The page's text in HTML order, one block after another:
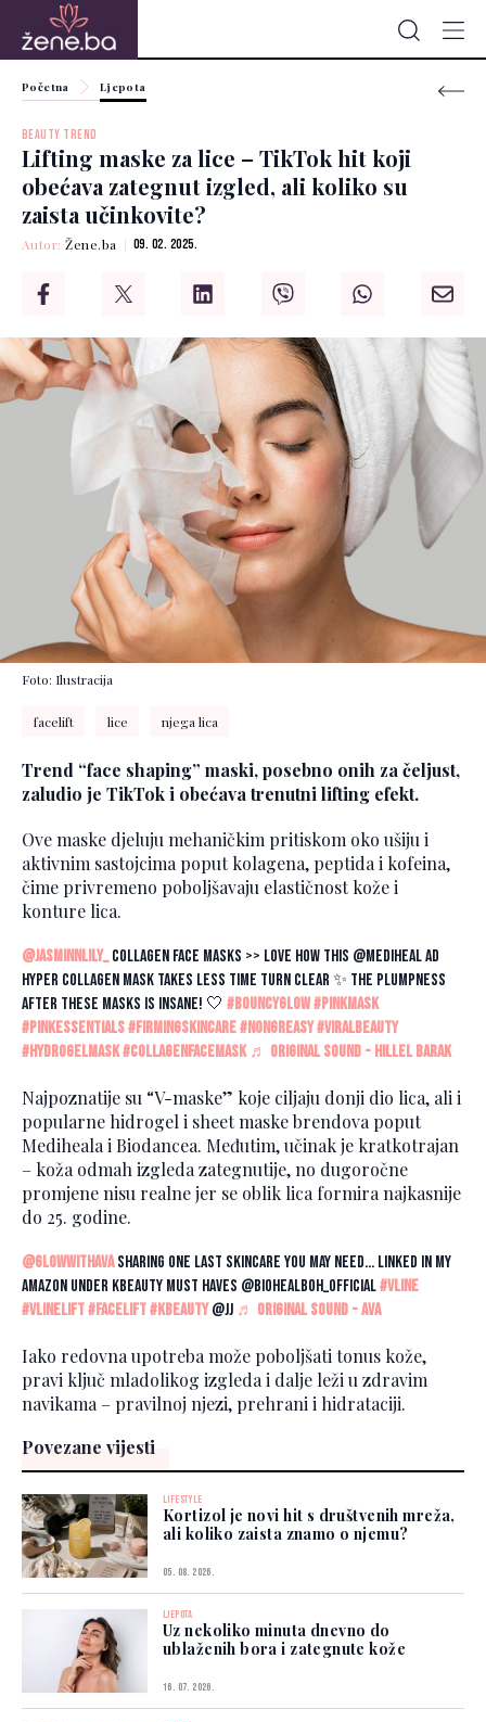
Početna Ljepota
BEAUTY TREND
Lifting maske za lice – TikTok hit koji
obećava zategnut izgled, ali koliko su
zaista učinkovite?
Autor:Žene.ba 09. 02. 2025.
Foto: Ilustracija
facelift lice njega lica
Trend “face shaping” maski, posebno onih za čeljust,
zaludio je TikTok i obećava trenutni lifting efekt.
Ove maske djeluju mehaničkim pritiskom oko ušiju i
aktivnim sastojcima poput kolagena, peptida i kofeina,
čime privremeno poboljšavaju elastičnost kože i
konture lica.
@jasminnlily_Collagen face masks >> love how this @MEDIHEAL ad
Hyper collagen mask takes less time turn clear ✨ the plumpness
after these masks is insane! 🤍 #bouncyglow#pinkmask
#pinkessentials#firmingskincare#nongreasy#viralbeauty
#hydrogelmask#collagenfacemask ♬ original sound - Hillel Barak
Najpoznatije su “V-maske” koje ciljaju donji dio lica, ali i
popularne hidrogel i sheet maske brendova poput
Mediheala i Biodancea. Međutim, učinak je kratkotrajan
– koža odmah izgleda zategnutije, no dugoročne
promjene nisu realne jer se oblik lica formira najkasnije
do 25. godine.
@glowwithavasharing one last skincare you may need… linked in my
amazon under kbeauty must haves @biohealboh_official#vline
#vlinelift#facelift#kbeauty@JJ ♬ original sound - AVA
Iako redovna upotreba može poboljšati tonus kože,
pravi ključ mladolikog izgleda i dalje leži u zdravim
navikama – pravilnoj njezi, prehrani i hidrataciji.
Povezane vijesti
LIFESTYLE
Kortizol je novi hit s društvenih mreža,
ali koliko zaista znamo o njemu?
05. 08. 2026.
LJEPOTA
Uz nekoliko minuta dnevno do
ublaženih bora i zategnute kože
16. 07. 2026.